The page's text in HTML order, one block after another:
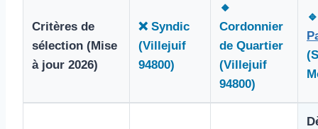
Critères de
sélection (Mise
à jour 2026)
❌ Syndic
(Villejuif
94800)
🔸
Cordonnier
de Quartier
(Villejuif
94800)